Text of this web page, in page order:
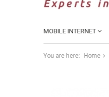
MOBILE INTERNET
You are here: Home